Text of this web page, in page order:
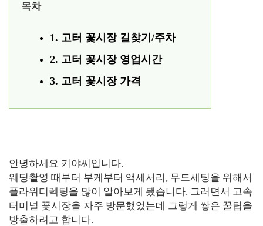
목차
1. 고터 꽃시장 길찾기/주차
2. 고터 꽃시장 영업시간
3. 고터 꽃시장 가격
안녕하세요 키야씨입니다.
웨딩촬영 때부터 부케부터 액세서리, 무드세팅을 위해서
플라워디렉팅을 많이 알아보게 됐습니다. 그러면서 고속
터미널 꽃시장을 자주 방문했었는데 그렇게 쌓은 꿀팁을
방출하려고 합니다.